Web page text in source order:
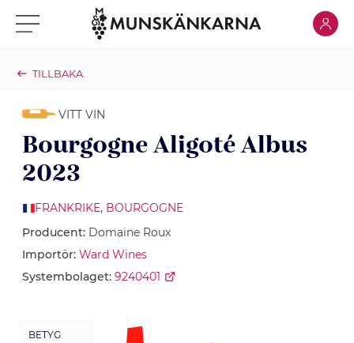
Klicka för meny Klicka
TILLBAKA
VITT VIN
Bourgogne Aligoté Albus
2023
FRANKRIKE, BOURGOGNE
Producent: Domaine Roux
Importör: Ward Wines
Systembolaget: 9240401
BETYG